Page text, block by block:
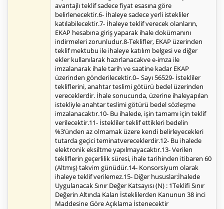
avantajlı teklif sadece fiyat esasına göre
belirlenecektir.6- İhaleye sadece yerli istekliler
katılabilecektir.7- İhaleye teklif verecek olanların,
EKAP hesabına giriş yaparak ihale dokümanını
indirmeleri zorunludur.8-Teklifler, EKAP üzerinden
teklif mektubu ile ihaleye katılım belgesi ve diğer
ekler kullanılarak hazırlanacakve e-imza ile
imzalanarak ihale tarih ve saatine kadar EKAP
üzerinden gönderilecektir.0– Sayı 56529- İstekliler
tekliflerini, anahtar teslimi götürü bedel üzerinden
vereceklerdir. İhale sonucunda, üzerine ihaleyapılan
istekliyle anahtar teslimi götürü bedel sözleşme
imzalanacaktır.10- Bu ihalede, işin tamamı için teklif
verilecektir.11- İstekliler teklif ettikleri bedelin
%3’ünden az olmamak üzere kendi belirleyecekleri
tutarda geçici teminatvereceklerdir.12- Bu ihalede
elektronik eksiltme yapılmayacaktır.13- Verilen
tekliflerin geçerlilik süresi, ihale tarihinden itibaren 60
(Altmış) takvim günüdür.14- Konsorsiyum olarak
ihaleye teklif verilemez.15- Diğer hususlar:İhalede
Uygulanacak Sınır Değer Katsayısı (N) : 1Teklifi Sınır
Değerin Altında Kalan İsteklilerden Kanunun 38 inci
Maddesine Göre Açıklama İstenecektir